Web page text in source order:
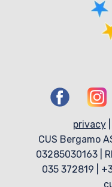
privacy|
CUS Bergamo
03285030163 |
035 372819 |